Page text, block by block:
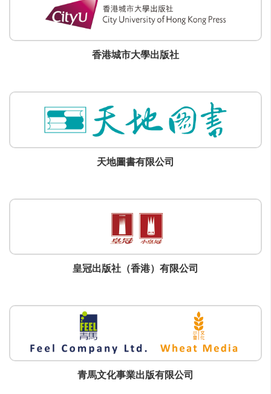
香港城市大學出版社
天地圖書有限公司
皇冠出版社（香港）有限公司
青馬文化事業出版有限公司